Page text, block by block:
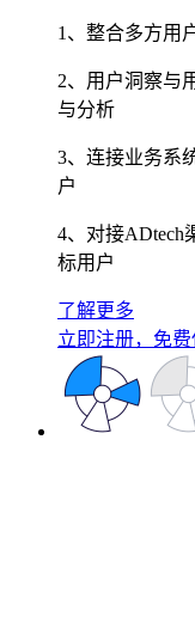
1、整合多方用
2、用户洞察与
与分析
3、连接业务系
户
4、对接ADtech
标用户
了解更多
立即注册，免费